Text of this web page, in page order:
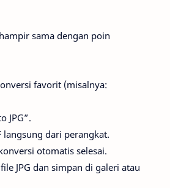
sama dengan poin
favorit (misalnya:
JPG”.
langsung dari perangkat.
otomatis selesai.
JPG dan simpan di galeri atau